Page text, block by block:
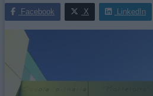
Facebook X LinkedIn